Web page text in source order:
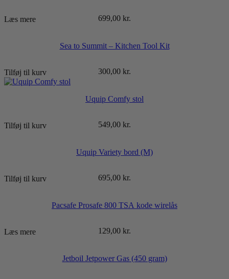
699,00 kr.
Læs mere
Sea to Summit – Kitchen Tool Kit
300,00 kr.
Tilføj til kurv
Uquip Comfy stol
549,00 kr.
Tilføj til kurv
Uquip Variety bord (M)
695,00 kr.
Tilføj til kurv
Pacsafe Prosafe 800 TSA kode wirelås
129,00 kr.
Læs mere
Jetboil Jetpower Gas (450 gram)